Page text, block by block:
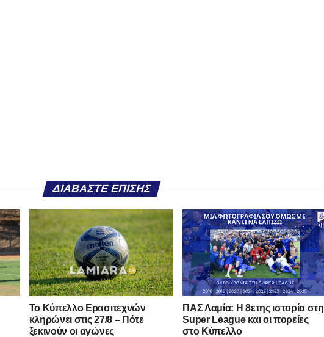
ΔΙΑΒΆΣΤΕ ΕΠΊΣΗΣ
Το Κύπελλο Ερασιτεχνών
κληρώνει στις 27/8 – Πότε
ξεκινούν οι αγώνες
ΠΑΣ Λαμία: Η 8ετης ιστορία στη
Super League και οι πορείες
στο Κύπελλο